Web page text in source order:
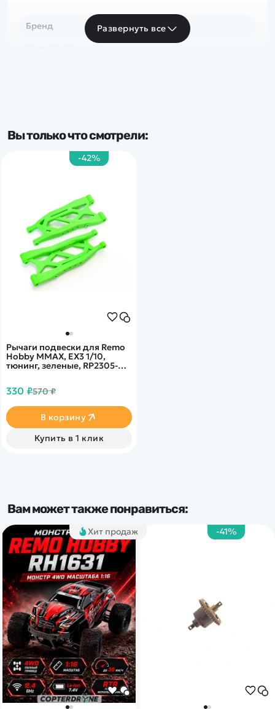
Бренд
Развернуть все
Вы только что смотрели:
-42%
Рычаги подвески для Remo
Hobby MMAX, EX3 1/10,
тюнинг, зеленые, RP2305-
330 ₽570 ₽
В корзину
Купить в 1 клик
Вам может также понравиться:
-41%
Хит продаж